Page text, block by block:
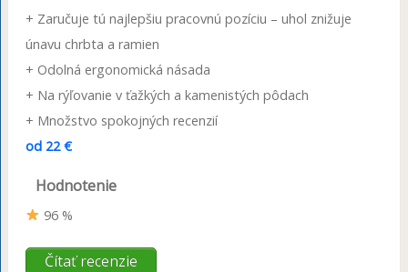
+ Zaručuje tú najlepšiu pracovnú pozíciu – uhol znižuje
únavu chrbta a ramien
+ Odolná ergonomická násada
+ Na rýľovanie v ťažkých a kamenistých pôdach
+ Množstvo spokojných recenzií
od 22 €
Hodnotenie
96 %
Čítať recenzie